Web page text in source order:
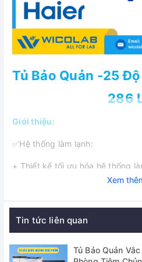
Tủ Bảo Quản -25 Độ
286
Giới thiệu:
✅Hệ thống làm lạnh:
+ Thiết kế tối ưu hóa hệ thống
+ Máy nén khí tiêu chuẩn cao
+ Đáp ứng các tiêu chuẩn của
bảo quản thuốc, vắc xin
Xem
Tin tức liên quan
Tủ Bảo Quản